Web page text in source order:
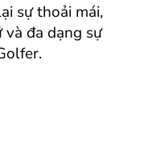
sự thoải mái,
và đa dạng sự